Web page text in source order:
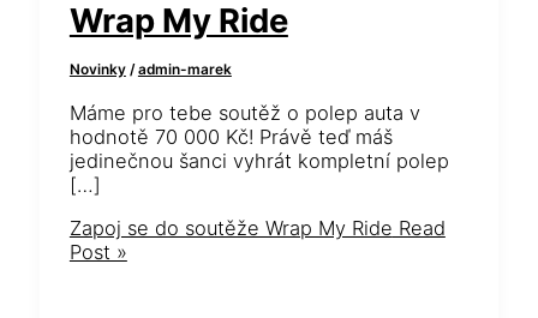
Wrap My Ride
Novinky/admin-marek
Máme pro tebe soutěž o polep auta v
hodnotě 70 000 Kč! Právě teď máš
jedinečnou šanci vyhrát kompletní polep
[…]
Zapoj se do soutěže Wrap My Ride Read
Post »